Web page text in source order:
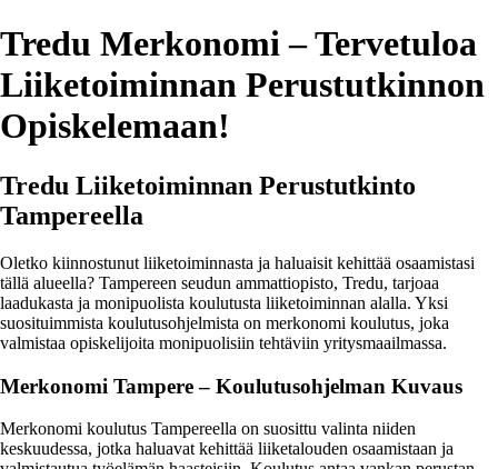
Tredu Merkonomi – Tervetuloa
Liiketoiminnan Perustutkinnon
Opiskelemaan!
Tredu Liiketoiminnan Perustutkinto
Tampereella
Oletko kiinnostunut liiketoiminnasta ja haluaisit kehittää osaamistasi
tällä alueella? Tampereen seudun ammattiopisto, Tredu, tarjoaa
laadukasta ja monipuolista koulutusta liiketoiminnan alalla. Yksi
suosituimmista koulutusohjelmista on merkonomi koulutus, joka
valmistaa opiskelijoita monipuolisiin tehtäviin yritysmaailmassa.
Merkonomi Tampere – Koulutusohjelman Kuvaus
Merkonomi koulutus Tampereella on suosittu valinta niiden
keskuudessa, jotka haluavat kehittää liiketalouden osaamistaan ja